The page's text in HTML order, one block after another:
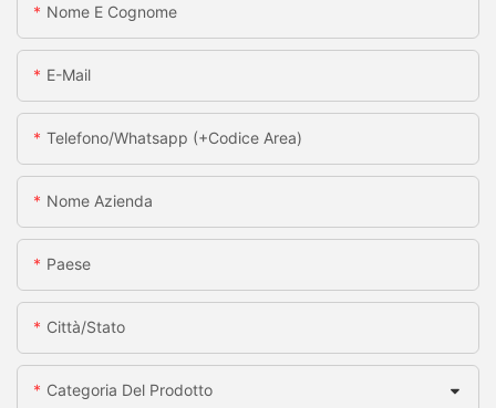
Nome E Cognome
E-Mail
Telefono/whatsapp (+codice Area)
Nome Azienda
Paese
Città/stato
Categoria Del Prodotto